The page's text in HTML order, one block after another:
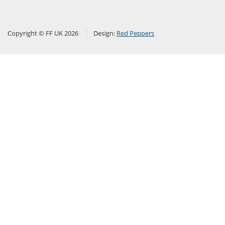
Copyright © FF UK 2026 Design: Red Peppers